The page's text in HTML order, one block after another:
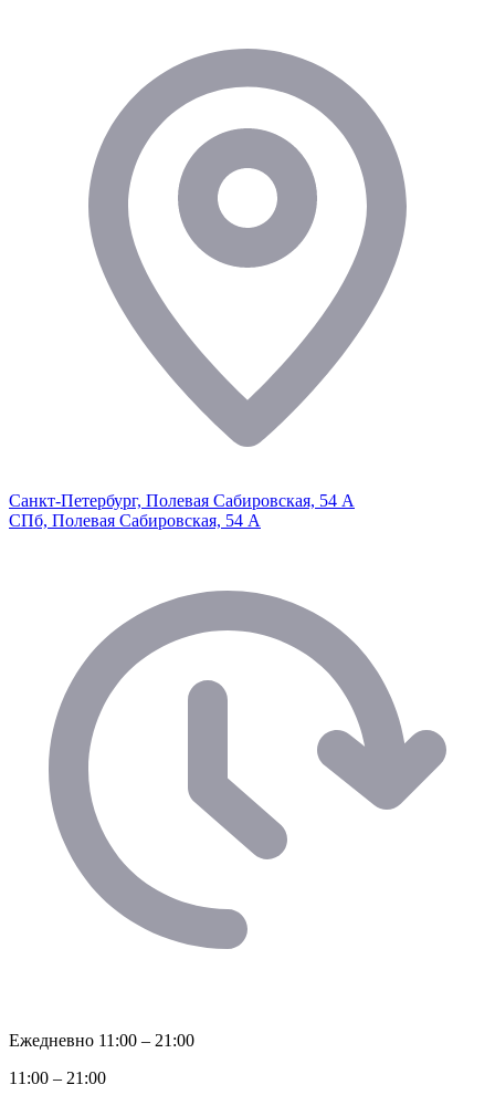
Санкт-Петербург, Полевая Сабировская, 54 А
СПб, Полевая Сабировская, 54 А
Ежедневно 11:00 ‒ 21:00
11:00 ‒ 21:00